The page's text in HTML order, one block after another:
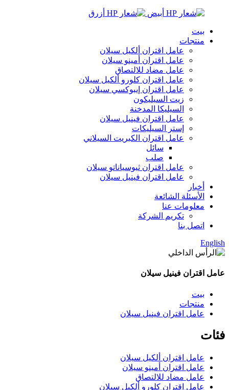
بيت
منتجات
عامل اقتران ألكيل سيلان
عامل اقتران أمينو سيلان
عامل مضاد للالتصاق
عامل اقتران كلورو ألكيل سيلان
عامل اقتران إيبوكسي سيلان
زيت السيليكون
السيليكا المدخنة
عامل اقتران فينيل سيلان
إستر السيليكات
عامل اقتران الكبريت السيلاني
سائل
صلب
عامل اقتران ثيوسياناتو سيلان
عامل اقتران فينيل سيلان
أخبار
الأسئلة الشائعة
معلومات عنا
تكريم الشركة
اتصل بنا
English
عامل اقتران فينيل سيلان
بيت
منتجات
عامل اقتران فينيل سيلان
فئات
عامل اقتران ألكيل سيلان
عامل اقتران أمينو سيلان
عامل مضاد للالتصاق
عامل اقتران كلورو ألكيل سيلان